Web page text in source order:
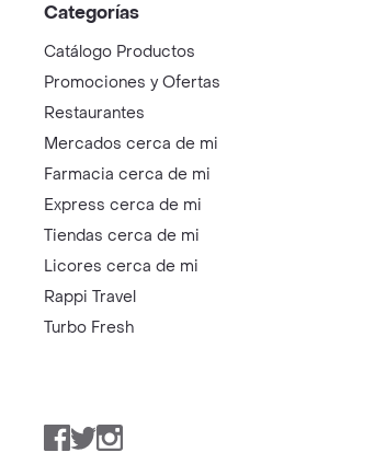
Categorías
Catálogo Productos
Promociones y Ofertas
Restaurantes
Mercados cerca de mi
Farmacia cerca de mi
Express cerca de mi
Tiendas cerca de mi
Licores cerca de mi
Rappi Travel
Turbo Fresh
Facebook
TwitterInstagram